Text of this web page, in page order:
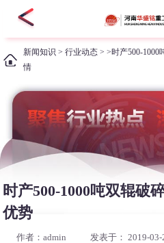
新闻知识 >行业动态 > >时产500-
情
时产500-1000吨双辊破
优势
作者：admin 发表于： 2019-03-